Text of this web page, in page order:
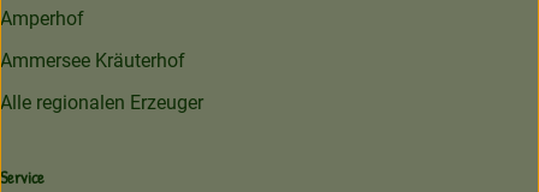
Amperhof
Ammersee Kräuterhof
Alle regionalen Erzeuger
Service